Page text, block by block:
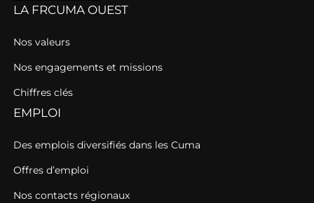
LA FRCUMA OUEST
Nos valeurs
Nos engagements et missions
Chiffres clés
EMPLOI
Des emplois diversifiés dans les Cuma
Offres d’emploi
Nos contacts régionaux